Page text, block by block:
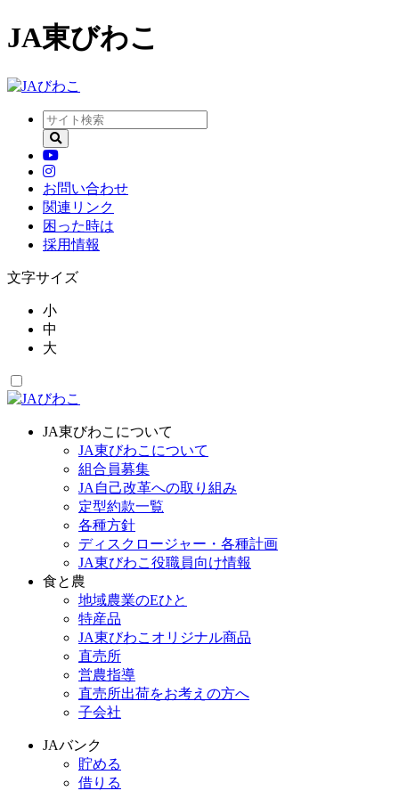
JA東びわこ
お問い合わせ
関連リンク
困った時は
採用情報
文字サイズ
小
中
大
JA東びわこについて
JA東びわこについて
組合員募集
JA自己改革への取り組み
定型約款一覧
各種方針
ディスクロージャー・各種計画
JA東びわこ役職員向け情報
食と農
地域農業のEひと
特産品
JA東びわこオリジナル商品
直売所
営農指導
直売所出荷をお考えの方へ
子会社
JAバンク
貯める
借りる